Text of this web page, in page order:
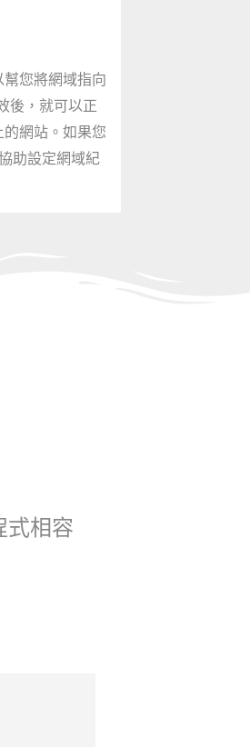
您將網域指向
後，就可以正
網站。如果您
助設定網域紀
式相容